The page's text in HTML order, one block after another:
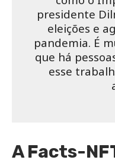
presidente
eleições e
pandemia. É
que há
esse
A Facts-